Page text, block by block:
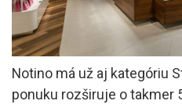
Notino má už aj kategóriu
ponuku rozširuje o takmer